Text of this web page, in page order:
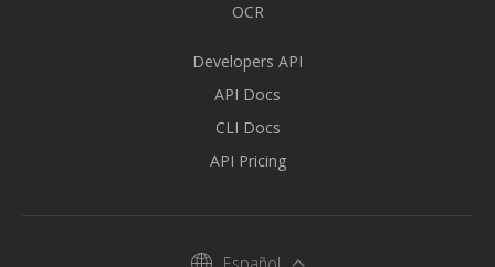
OCR
Developers API
API Docs
CLI Docs
API Pricing